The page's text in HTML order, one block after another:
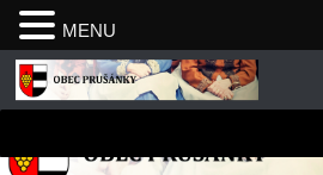
Skip to content
MENU